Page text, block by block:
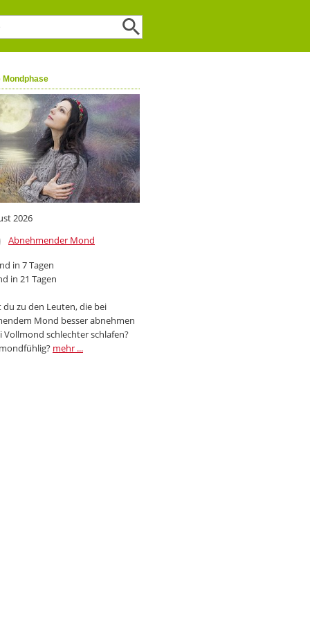
Mondphase
2026
Abnehmender Mond
in 7 Tagen
in 21 Tagen
du zu den Leuten, die bei
Mond besser abnehmen
Vollmond schlechter schlafen?
mehr ...